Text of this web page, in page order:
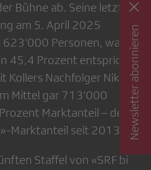
Bühne ab. Seine letzte
am 5. April 2025
Personen, was
45,4 Prozent entspricht.
Kollers Nachfolger Nik
Mittel gar 713’000
Marktanteil – der
Marktanteil seit 2013.
Staffel von «SRF bi
Newsletter abonnieren